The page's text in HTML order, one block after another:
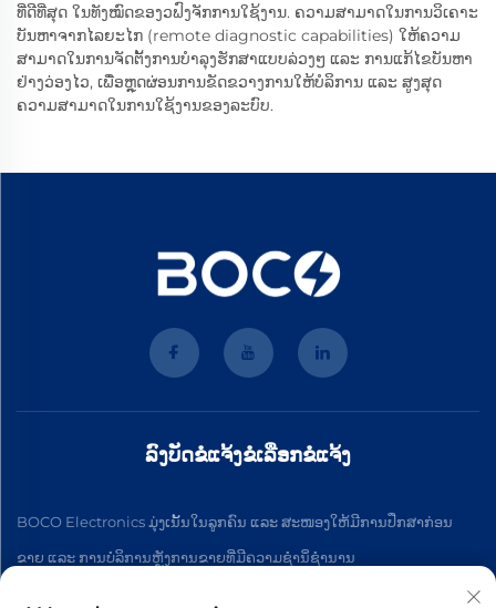
ທີ່ດີທີ່ສຸດ ໃນທັງໝົດຂອງວຟົງຈັກການໃຊ້ງານ. ຄວາມສາມາດໃນການວິເຄາະ
ບັນຫາຈາກໄລຍະໄກ (remote diagnostic capabilities) ໃຫ້ຄວາມ
ສາມາດໃນການຈັດຕັ້ງການບຳລຸງຮັກສາແບບລ່ວງໆ ແລະ ການແກ້ໄຂບັນຫາ
ຢ່າງວ່ອງໄວ, ເພື່ອຫຼຸດຜ່ອນການຂັດຂວາງການໃຫ້ບໍລິການ ແລະ ສູງສຸດ
ຄວາມສາມາດໃນການໃຊ້ງານຂອງລະບົບ.
ລົງບັດຂໍແຈ້ງຂໍເລືອກຂໍແຈ້ງ
BOCO Electronics ມຸ່ງເນັ້ນໃນລູກຄົນ ແລະ ສະໜອງໃຫ້ມີການປຶກສາກ່ອນ
ຂາຍ ແລະ ການບໍລິການຫຼັງການຂາຍທີ່ມີຄວາມຊໍານິ່ຊໍານານ